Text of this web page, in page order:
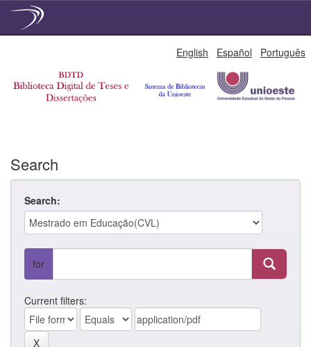
English Español Português
Search
Search:
for
Current filters: